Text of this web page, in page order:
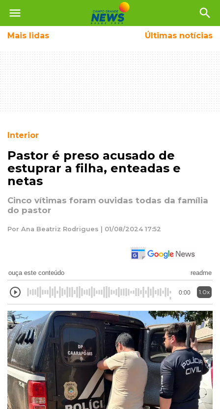
menu search
Mais lidas Últimas notícias
Interior
Pastor é preso acusado de
estuprar a filha, enteadas e
netas
Cinco vítimas foram ouvidas todas da família
do pastor
Por Ana Beatriz Rodrigues | 01/08/2024 17:52
ouça este conteúdo readme
0:00 1.0x